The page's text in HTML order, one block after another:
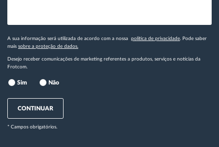
A sua informação será utilizada de acordo com a nossa política de privacidade. Pode saber
mais sobre a proteção de dados.
Desejo receber comunicações de marketing referentes a produtos, serviços e notícias da
Frotcom.
Sim Não
CONTINUAR
* Campos obrigatórios.